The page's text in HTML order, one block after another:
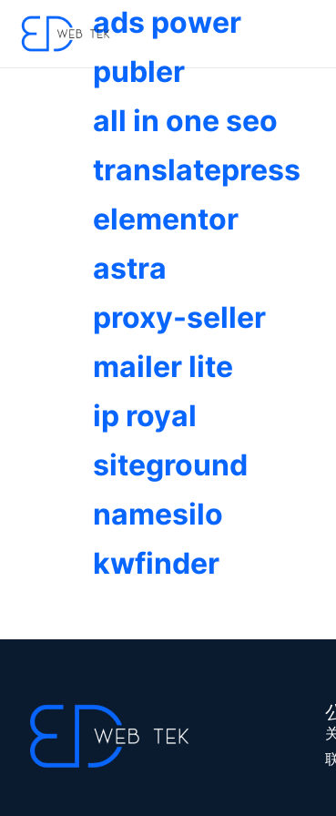
ads power
publer
all in one seo
translatepress
elementor
astra
proxy-seller
mailer lite
ip royal
siteground
namesilo
kwfinder